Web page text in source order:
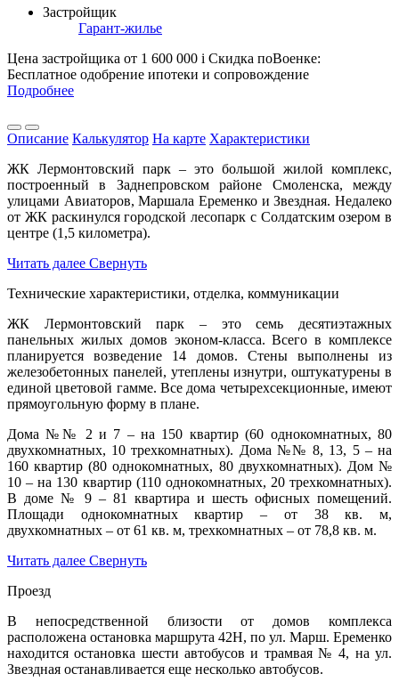
Застройщик
Гарант-жилье
Цена застройщика от 1 600 000 i Скидка поВоенке:
Бесплатное одобрение ипотеки и сопровождение
Подробнее
Описание Калькулятор На карте Характеристики
ЖК Лермонтовский парк – это большой жилой комплекс,
построенный в Заднепровском районе Смоленска, между
улицами Авиаторов, Маршала Еременко и Звездная. Недалеко
от ЖК раскинулся городской лесопарк с Солдатским озером в
центре (1,5 километра).
Читать далее Свернуть
Технические характеристики, отделка, коммуникации
ЖК Лермонтовский парк – это семь десятиэтажных
панельных жилых домов эконом-класса. Всего в комплексе
планируется возведение 14 домов. Стены выполнены из
железобетонных панелей, утеплены изнутри, оштукатурены в
единой цветовой гамме. Все дома четырехсекционные, имеют
прямоугольную форму в плане.
Дома №№ 2 и 7 – на 150 квартир (60 однокомнатных, 80
двухкомнатных, 10 трехкомнатных). Дома №№ 8, 13, 5 – на
160 квартир (80 однокомнатных, 80 двухкомнатных). Дом №
10 – на 130 квартир (110 однокомнатных, 20 трехкомнатных).
В доме № 9 – 81 квартира и шесть офисных помещений.
Площади однокомнатных квартир – от 38 кв. м,
двухкомнатных – от 61 кв. м, трехкомнатных – от 78,8 кв. м.
Читать далее Свернуть
Проезд
В непосредственной близости от домов комплекса
расположена остановка маршрута 42Н, по ул. Марш. Еременко
находится остановка шести автобусов и трамвая № 4, на ул.
Звездная останавливается еще несколько автобусов.